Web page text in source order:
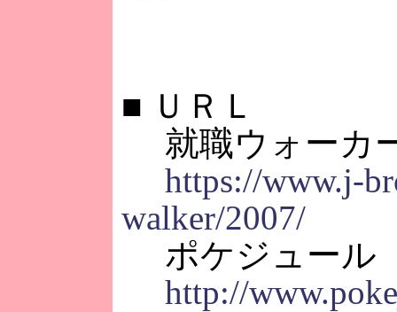
■ ＵＲＬ
就職ウォーカ
https://www.j-
walker/2007/
ポケジュール
http://